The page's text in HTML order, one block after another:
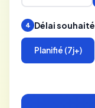
4 Délai souhaité
Planifié (7j+)